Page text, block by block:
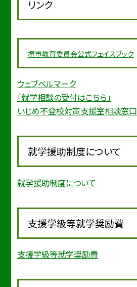
リンク
堺市教育委員会公式フェイスブック
ウェブベルマーク
「就学相談の受付はこちら」
いじめ不登校対策支援室相談窓口
就学援助制度について
就学援助制度について
支援学級等就学奨励費
支援学級等就学奨励費